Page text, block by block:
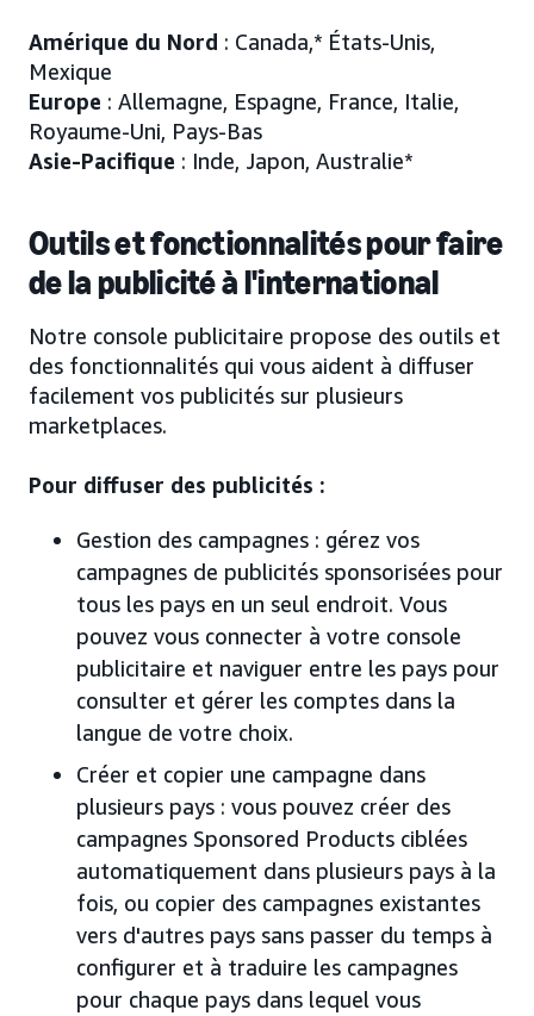
Amérique du Nord : Canada,* États-Unis,
Mexique
Europe : Allemagne, Espagne, France, Italie,
Royaume-Uni, Pays-Bas
Asie-Pacifique : Inde, Japon, Australie*
Outils et fonctionnalités pour faire
de la publicité à l'international
Notre console publicitaire propose des outils et
des fonctionnalités qui vous aident à diffuser
facilement vos publicités sur plusieurs
marketplaces.
Pour diffuser des publicités :
Gestion des campagnes : gérez vos
campagnes de publicités sponsorisées pour
tous les pays en un seul endroit. Vous
pouvez vous connecter à votre console
publicitaire et naviguer entre les pays pour
consulter et gérer les comptes dans la
langue de votre choix.
Créer et copier une campagne dans
plusieurs pays : vous pouvez créer des
campagnes Sponsored Products ciblées
automatiquement dans plusieurs pays à la
fois, ou copier des campagnes existantes
vers d'autres pays sans passer du temps à
configurer et à traduire les campagnes
pour chaque pays dans lequel vous